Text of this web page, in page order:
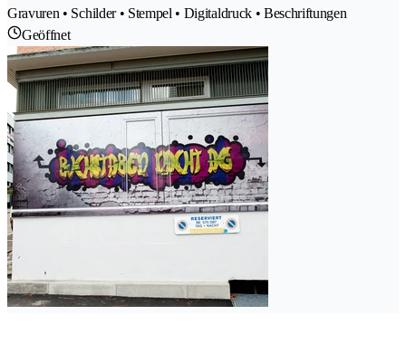
Gravuren • Schilder • Stempel • Digitaldruck • Beschriftungen
Geöffnet